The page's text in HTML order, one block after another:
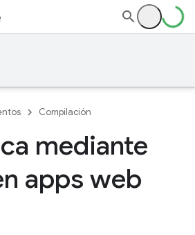
Compilación
mediante
apps web